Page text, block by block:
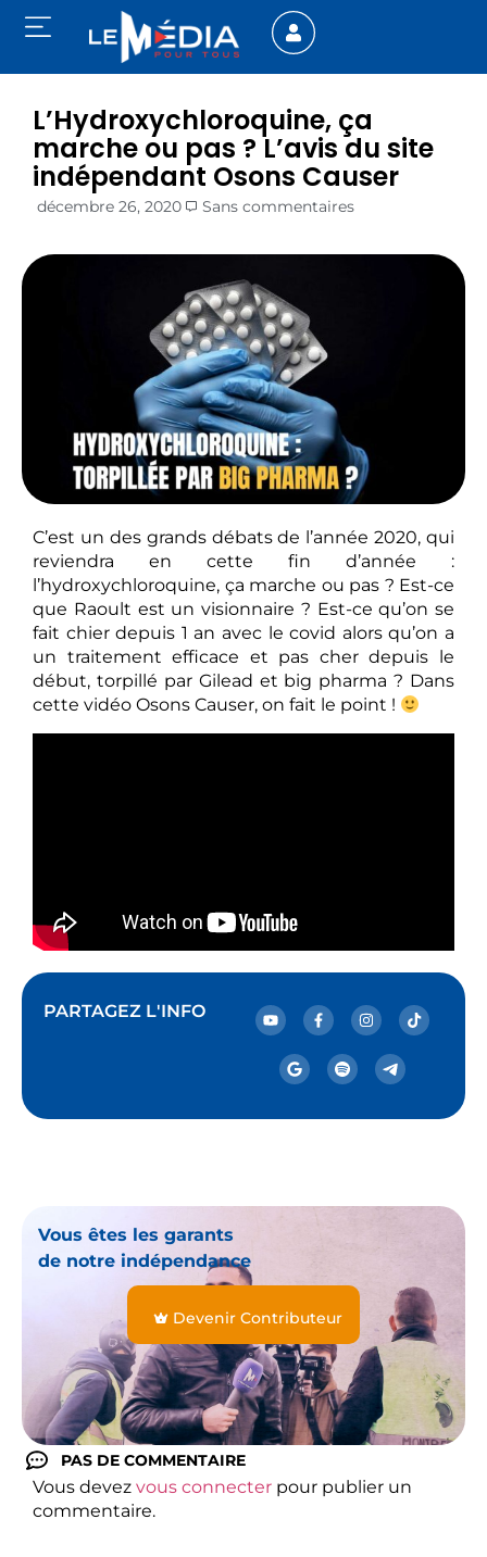
L’Hydroxychloroquine, ça
marche ou pas ? L’avis du site
indépendant Osons Causer
décembre 26, 2020 Sans commentaires
C’est un des grands débats de l’année 2020, qui
reviendra en cette fin d’année :
l’hydroxychloroquine, ça marche ou pas ? Est-ce
que Raoult est un visionnaire ? Est-ce qu’on se
fait chier depuis 1 an avec le covid alors qu’on a
un traitement efficace et pas cher depuis le
début, torpillé par Gilead et big pharma ? Dans
cette vidéo Osons Causer, on fait le point !
PARTAGEZ L'INFO
Vous êtes les garants
de notre indépendance
Devenir Contributeur
PAS DE COMMENTAIRE
Vous devez vous connecter pour publier un
commentaire.